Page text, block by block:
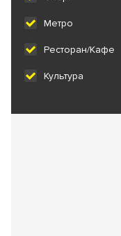
Метро
Ресторан/Кафе
Культура